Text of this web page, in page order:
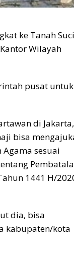
ke Tanah Suci
Wilayah
pusat untuk
di Jakarta,
bisa
sesuai
1441 H/
dia, bisa
kabupaten/kota